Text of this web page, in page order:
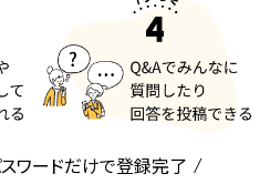
ワードだけで登録完了